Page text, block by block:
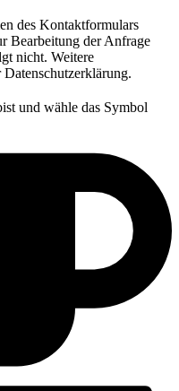
des Kontaktformulars
Bearbeitung der Anfrage
nicht. Weitere
und wähle das Symbol